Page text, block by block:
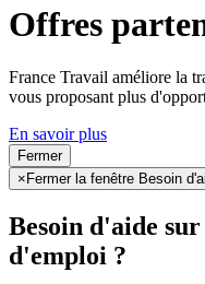
Offres
France Travail améliore la
vous proposant plus
En savoir plus
Fermer
× Fermer la fenêtre Besoin
Besoin d'aide
d'emploi ?